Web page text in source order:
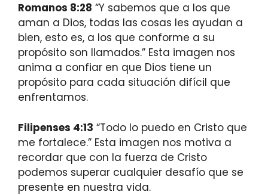
Romanos 8:28 “Y sabemos que a los que
aman a Dios, todas las cosas les ayudan a
bien, esto es, a los que conforme a su
propósito son llamados.” Esta imagen nos
anima a confiar en que Dios tiene un
propósito para cada situación difícil que
enfrentamos.
Filipenses 4:13 “Todo lo puedo en Cristo que
me fortalece.” Esta imagen nos motiva a
recordar que con la fuerza de Cristo
podemos superar cualquier desafío que se
presente en nuestra vida.